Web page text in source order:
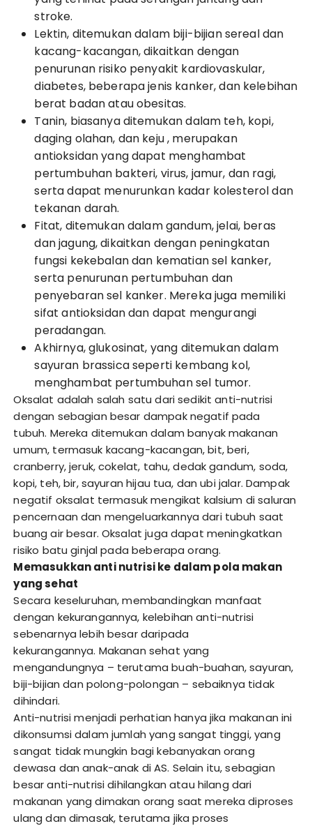
stroke.
Lektin, ditemukan dalam biji-bijian sereal dan
kacang-kacangan, dikaitkan dengan
penurunan risiko penyakit kardiovaskular,
diabetes, beberapa jenis kanker, dan kelebihan
berat badan atau obesitas.
Tanin, biasanya ditemukan dalam teh, kopi,
daging olahan, dan keju , merupakan
antioksidan yang dapat menghambat
pertumbuhan bakteri, virus, jamur, dan ragi,
serta dapat menurunkan kadar kolesterol dan
tekanan darah.
Fitat, ditemukan dalam gandum, jelai, beras
dan jagung, dikaitkan dengan peningkatan
fungsi kekebalan dan kematian sel kanker,
serta penurunan pertumbuhan dan
penyebaran sel kanker. Mereka juga memiliki
sifat antioksidan dan dapat mengurangi
peradangan.
Akhirnya, glukosinat, yang ditemukan dalam
sayuran brassica seperti kembang kol,
menghambat pertumbuhan sel tumor.
Oksalat adalah salah satu dari sedikit anti-nutrisi
dengan sebagian besar dampak negatif pada
tubuh. Mereka ditemukan dalam banyak makanan
umum, termasuk kacang-kacangan, bit, beri,
cranberry, jeruk, cokelat, tahu, dedak gandum, soda,
kopi, teh, bir, sayuran hijau tua, dan ubi jalar. Dampak
negatif oksalat termasuk mengikat kalsium di saluran
pencernaan dan mengeluarkannya dari tubuh saat
buang air besar. Oksalat juga dapat meningkatkan
risiko batu ginjal pada beberapa orang.
Memasukkan anti nutrisi ke dalam pola makan
yang sehat
Secara keseluruhan, membandingkan manfaat
dengan kekurangannya, kelebihan anti-nutrisi
sebenarnya lebih besar daripada
kekurangannya. Makanan sehat yang
mengandungnya – terutama buah-buahan, sayuran,
biji-bijian dan polong-polongan – sebaiknya tidak
dihindari.
Anti-nutrisi menjadi perhatian hanya jika makanan ini
dikonsumsi dalam jumlah yang sangat tinggi, yang
sangat tidak mungkin bagi kebanyakan orang
dewasa dan anak-anak di AS. Selain itu, sebagian
besar anti-nutrisi dihilangkan atau hilang dari
makanan yang dimakan orang saat mereka diproses
ulang dan dimasak, terutama jika proses